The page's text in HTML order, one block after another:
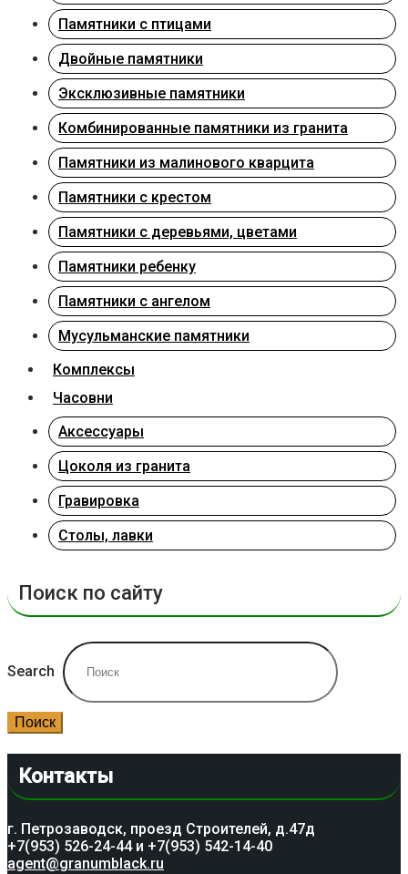
Памятники с птицами
Двойные памятники
Эксклюзивные памятники
Комбинированные памятники из гранита
Памятники из малинового кварцита
Памятники с крестом
Памятники с деревьями, цветами
Памятники ребенку
Памятники с ангелом
Мусульманские памятники
Комплексы
Часовни
Аксессуары
Цоколя из гранита
Гравировка
Столы, лавки
Поиск по сайту
Search
Поиск
Контакты
г. Петрозаводск, проезд Строителей, д.47д
+7(953) 526-24-44 и +7(953) 542-14-40
agent@granumblack.ru